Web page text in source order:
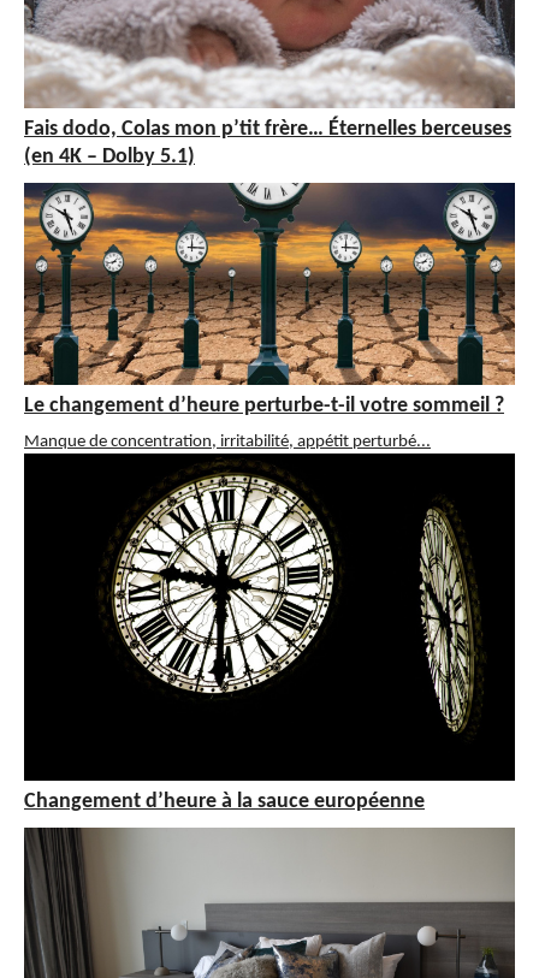
Fais dodo, Colas mon p’tit frère… Éternelles berceuses
(en 4K – Dolby 5.1)
Le changement d’heure perturbe-t-il votre sommeil ?
Manque de concentration, irritabilité, appétit perturbé...
Changement d’heure à la sauce européenne